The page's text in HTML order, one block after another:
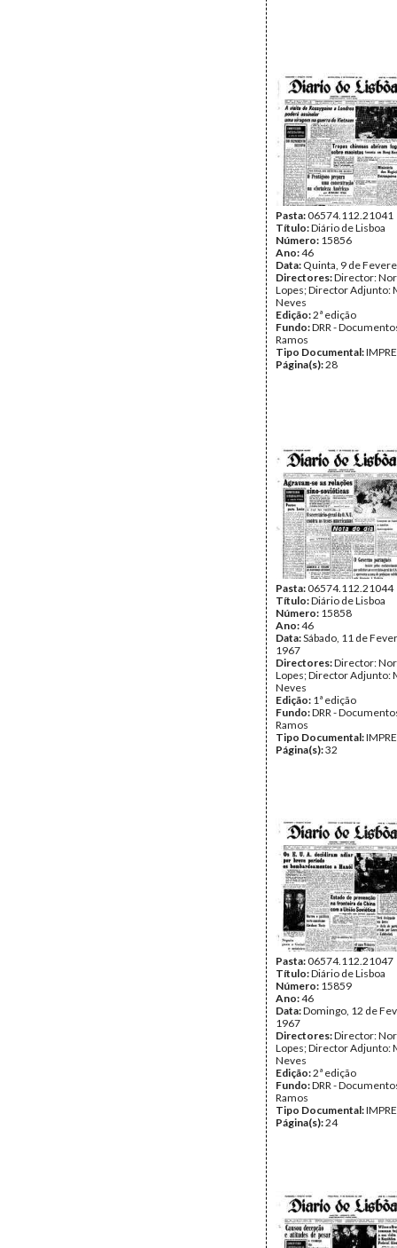
Pasta:06574.112.21041
Título:Diário de Lisboa
Número: 15856
Ano:46
Data: Quinta, 9 de
Directores:Director:
Lopes; Director Adjunto:
Neves
Edição:2ª edição
Fundo:DRR -
Ramos
Tipo Documental:
Página(s):28
Pasta:06574.112.21044
Título:Diário de Lisboa
Número: 15858
Ano:46
Data:Sábado, 11 de
1967
Directores:Director:
Lopes; Director Adjunto:
Neves
Edição: 1ª edição
Fundo:DRR -
Ramos
Tipo Documental:
Página(s):32
Pasta:06574.112.21047
Título:Diário de Lisboa
Número: 15859
Ano:46
Data:Domingo, 12 de
1967
Directores:Director:
Lopes; Director Adjunto:
Neves
Edição:2ª edição
Fundo:DRR -
Ramos
Tipo Documental:
Página(s):24